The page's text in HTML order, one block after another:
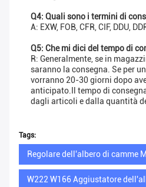
Q4: Quali sono i termini di
A: EXW, FOB, CFR, CIF, DDU,
Q5: Che mi dici del tempo di
R: Generalmente, se in
saranno la consegna. Se per
vorranno 20-30 giorni dopo
anticipato.Il tempo di
dagli articoli e dalla quantità
Tags:
Regolare dell'albero di camme
W222 W166 Aggiustatore